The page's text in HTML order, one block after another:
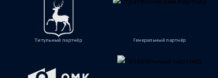
Титульный партнёр Генеральный партнёр